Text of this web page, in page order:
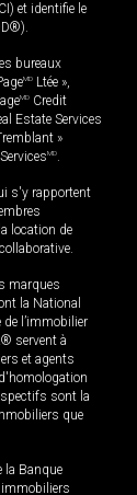
et identifie le
bureaux
MD Ltée »,
MD Credit
Estate Services
»
MD.
s'y rapportent
location de
marques
la National
l’immobilier
servent à
et agents
sont la
que
la Banque
immobiliers